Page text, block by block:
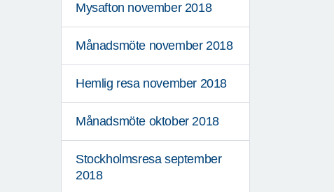
Mysafton november 2018
Månadsmöte november 2018
Hemlig resa november 2018
Månadsmöte oktober 2018
Stockholmsresa september
2018